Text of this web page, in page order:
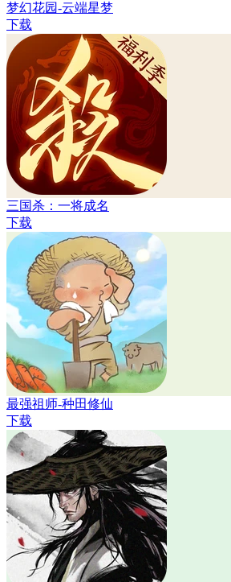
梦幻花园-云端星梦
下载
三国杀：一将成名
下载
最强祖师-种田修仙
下载